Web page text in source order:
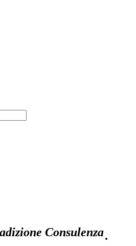
Consulenza
·